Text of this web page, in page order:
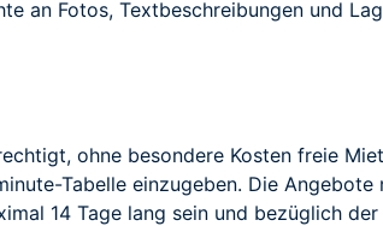
an Fotos, Textbeschreibungen und
ohne besondere Kosten freie
Tabelle einzugeben. Die Angebote
14 Tage lang sein und bezüglich